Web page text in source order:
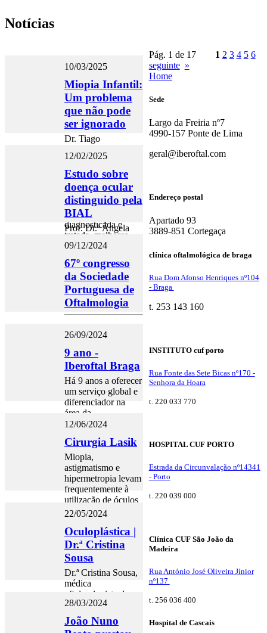
Notícias
10/03/2025
Miopia Infantil:
Um problema
que não pode
ser ignorado
Dr. Tiago
especialista da
Iberoftal no Hospital
CUF Açores, alerta
para o facto de que
quanto mais cedo a
miopia for
diagnosticada e
tratada, melhores
serão as perspetivas
no futuro.
12/02/2025
Estudo sobre
doença ocular
distinguido pela
BIAL
Prof. Dr.ª Ângela
em investigação
sobre DMI
09/12/2024
67º congresso
da Sociedade
Portuguesa de
Oftalmologia
26/09/2024
9 ano -
Iberoftal Braga
Há 9 anos a oferecer
um serviço global e
diferenciador na
área da
Oftalmologia, com
especialidades e
meios físicos e
técnicos na
vanguarda.
12/06/2024
Cirurgia Lasik
Miopia,
astigmatismo e
hipermetropia levam
frequentemente à
utilização de óculos
ou lentes de
LASIK pode
devolver uma boa
visão 👁️
22/05/2024
Oculoplástica |
Dr.ª Cristina
Sousa
Dr.ª Cristina Sousa,
médica
oftalmologista da
Iberoftal - Instituto
CUF foi a
convidada do
28/03/2024
João Nuno
Pág. 1 de 17 1 2 3 4 5 6
seguinte »
Home
Sede
Largo da Freiria nº7
4990-157 Ponte de Lima
geral@iberoftal.com
Endereço postal
Apartado 93
3889-851 Cortegaça
clínica oftalmológica de braga
Rua Dom Afonso Henriques nº104
- Braga
t. 253 143 160
INSTITUTO cuf porto
Rua Fonte das Sete Bicas nº170 -
Senhora da Hoara
t. 220 033 770
HOSPITAL CUF PORTO
Estrada da Circunvalação nº14341
- Porto
t. 220 039 000
Clínica CUF São João da
Madeira
Rua António José Oliveira Jínior
nº137
t. 256 036 400
Hospital de Cascais